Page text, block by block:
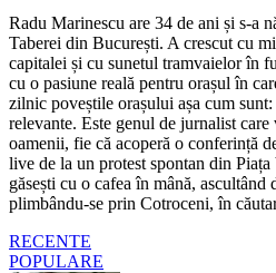
Radu Marinescu are 34 de ani și s-a
Taberei din București. A crescut cu
capitalei și cu sunetul tramvaielor în
cu o pasiune reală pentru orașul în
zilnic poveștile orașului așa cum
relevante. Este genul de jurnalist
oamenii, fie că acoperă o conferință
live de la un protest spontan din
găsești cu o cafea în mână,
plimbându-se prin Cotroceni, în
RECENTE
POPULARE